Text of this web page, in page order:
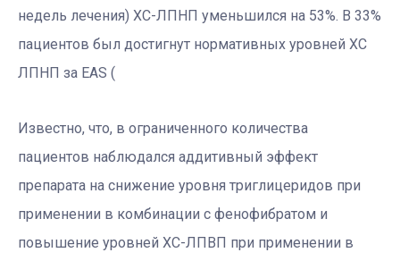
недель лечения) ХС-ЛПНП уменьшился на 53%. В 33%
пациентов был достигнут нормативных уровней ХС
ЛПНП за EAS (
Известно, что, в ограниченного количества
пациентов наблюдался аддитивный эффект
препарата на снижение уровня триглицеридов при
применении в комбинации с фенофибратом и
повышение уровней ХС-ЛПВП при применении в